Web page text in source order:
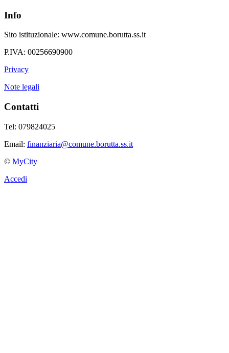
Info
Sito istituzionale: www.comune.borutta.ss.it
P.IVA: 00256690900
Privacy
Note legali
Contatti
Tel: 079824025
Email: finanziaria@comune.borutta.ss.it
© MyCity
Accedi